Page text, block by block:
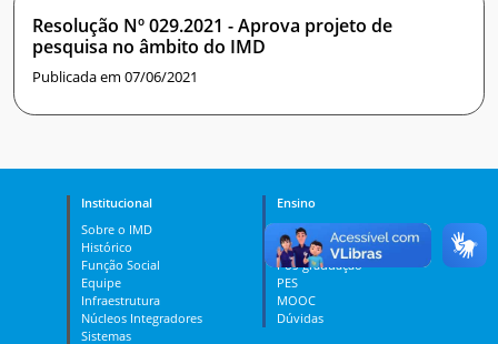
Resolução Nº 029.2021 - Aprova projeto de
pesquisa no âmbito do IMD
Publicada em 07/06/2021
Institucional
Sobre o IMD
Histórico
Função Social
Equipe
Infraestrutura
Núcleos Integradores
Sistemas
Ensino
Curso Técnico
Graduação
Pós-graduação
PES
MOOC
Dúvidas